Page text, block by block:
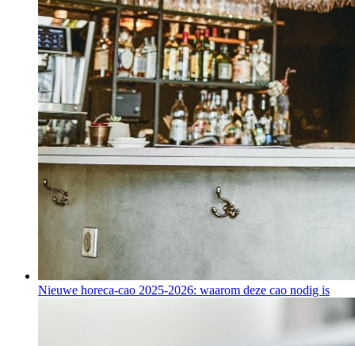
Nieuwe horeca-cao 2025-2026: waarom deze cao nodig is